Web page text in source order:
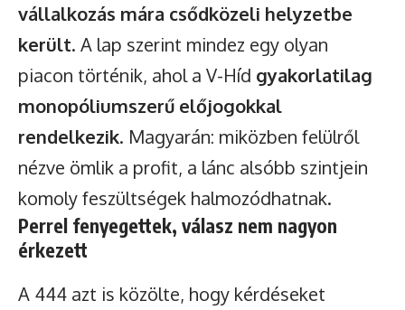
vállalkozás mára csődközeli helyzetbe
került. A lap szerint mindez egy olyan
piacon történik, ahol a V-Híd gyakorlatilag
monopóliumszerű előjogokkal
rendelkezik. Magyarán: miközben felülről
nézve ömlik a profit, a lánc alsóbb szintjein
komoly feszültségek halmozódhatnak.
Perrel fenyegettek, válasz nem nagyon
érkezett
A 444 azt is közölte, hogy kérdéseket